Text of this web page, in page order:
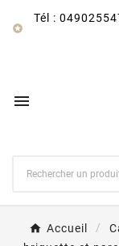

Tél :

Accueil